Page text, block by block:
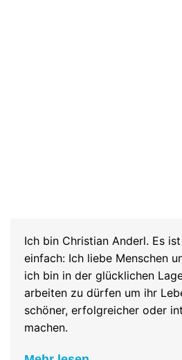
Ich bin Christian Anderl. Es
einfach: Ich liebe Menschen
ich bin in der glücklichen
arbeiten zu dürfen um ihr
schöner, erfolgreicher oder
machen.